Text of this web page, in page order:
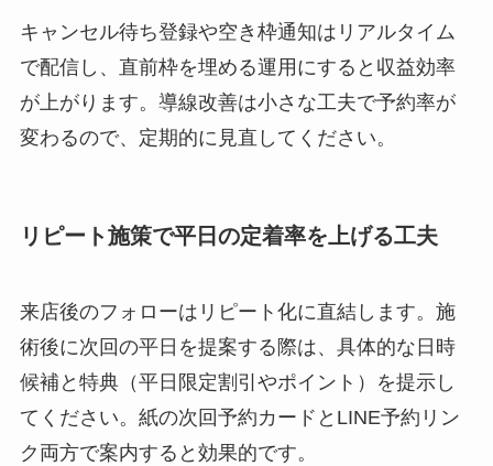
キャンセル待ち登録や空き枠通知はリアルタイム
で配信し、直前枠を埋める運用にすると収益効率
が上がります。導線改善は小さな工夫で予約率が
変わるので、定期的に見直してください。
リピート施策で平日の定着率を上げる工夫
来店後のフォローはリピート化に直結します。施
術後に次回の平日を提案する際は、具体的な日時
候補と特典（平日限定割引やポイント）を提示し
てください。紙の次回予約カードとLINE予約リン
ク両方で案内すると効果的です。